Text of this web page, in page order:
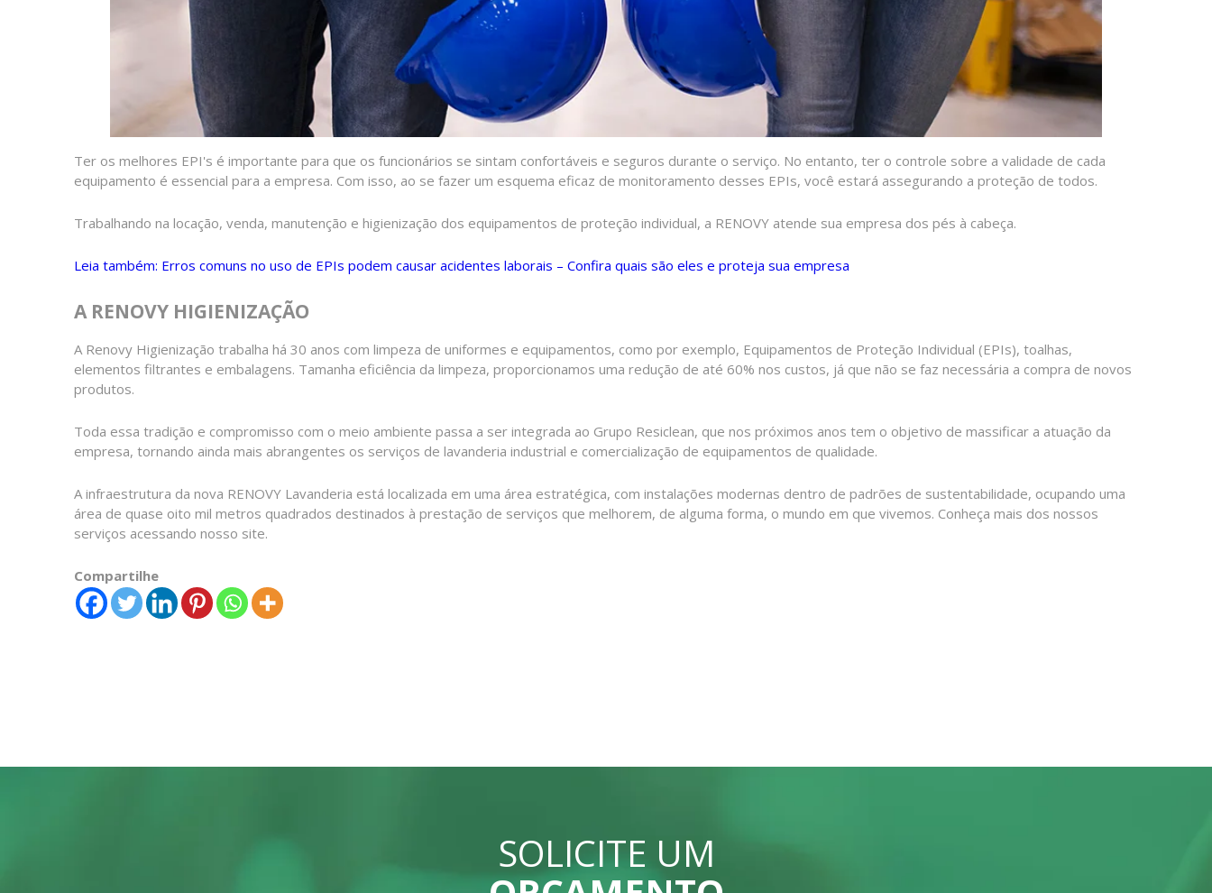
Ter os melhores EPI's é importante para que os funcionários se sintam confortáveis e seguros durante o serviço. No entanto, ter o controle sobre a validade de cada
equipamento é essencial para a empresa. Com isso, ao se fazer um esquema eficaz de monitoramento desses EPIs, você estará assegurando a proteção de todos.
Trabalhando na locação, venda, manutenção e higienização dos equipamentos de proteção individual, a RENOVY atende sua empresa dos pés à cabeça.
Leia também: Erros comuns no uso de EPIs podem causar acidentes laborais – Confira quais são eles e proteja sua empresa
A RENOVY HIGIENIZAÇÃO
A Renovy Higienização trabalha há 30 anos com limpeza de uniformes e equipamentos, como por exemplo, Equipamentos de Proteção Individual (EPIs), toalhas,
elementos filtrantes e embalagens. Tamanha eficiência da limpeza, proporcionamos uma redução de até 60% nos custos, já que não se faz necessária a compra de novos
produtos.
Toda essa tradição e compromisso com o meio ambiente passa a ser integrada ao Grupo Resiclean, que nos próximos anos tem o objetivo de massificar a atuação da
empresa, tornando ainda mais abrangentes os serviços de lavanderia industrial e comercialização de equipamentos de qualidade.
A infraestrutura da nova RENOVY Lavanderia está localizada em uma área estratégica, com instalações modernas dentro de padrões de sustentabilidade, ocupando uma
área de quase oito mil metros quadrados destinados à prestação de serviços que melhorem, de alguma forma, o mundo em que vivemos. Conheça mais dos nossos
serviços acessando nosso site.
Compartilhe
SOLICITE UM